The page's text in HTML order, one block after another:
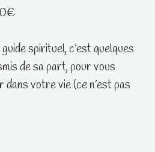
€
spirituel, c’est quelques
de sa part, pour vous
dans votre vie (ce n’est pas